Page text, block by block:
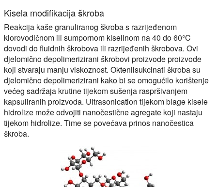
Kisela modifikacija škroba
Reakcija kaše granuliranog škroba s razrijeđenom
klorovodičnom ili sumpornom kiselinom na 40 do 60°C
dovodi do fluidnih škrobova ili razrijeđenih škrobova. Ovi
djelomično depolimerizirani škrobovi proizvode proizvode
koji stvaraju manju viskoznost. Oktenilsukcinati škroba su
djelomično depolimerizirani kako bi se omogućilo korištenje
većeg sadržaja krutine tijekom sušenja raspršivanjem
kapsuliranih proizvoda. Ultrasonication tijekom blage kisele
hidrolize može odvojiti nanočestične agregate koji nastaju
tijekom hidrolize. Time se povećava prinos nanočestica
škroba.